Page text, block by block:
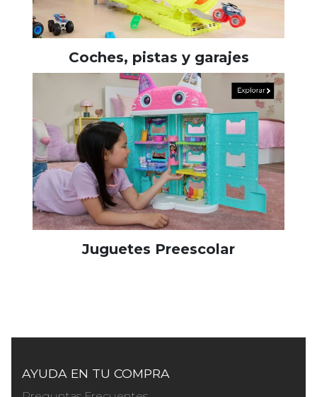
Coches, pistas y garajes
Juguetes Preescolar
AYUDA EN TU COMPRA